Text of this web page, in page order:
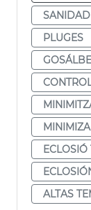
SANIDAD
PLUGES
ALTAS